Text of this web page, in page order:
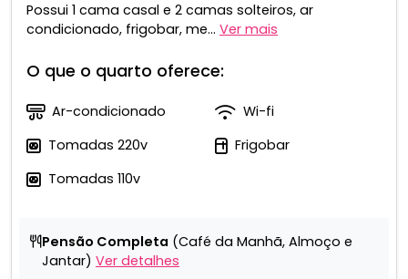
Possui 1 cama casal e 2 camas solteiros, ar
condicionado, frigobar, me... Ver mais
O que o quarto oferece:
Ar-condicionado
Wi-fi
Tomadas 220v
Frigobar
Tomadas 110v
Pensão Completa (Café da Manhã, Almoço e
Jantar) Ver detalhes